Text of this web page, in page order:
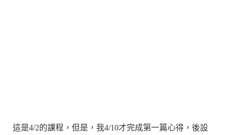
這是4/2的課程，但是，我4/10才完成第一篇心得，後設